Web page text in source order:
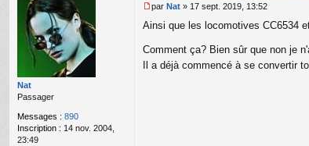
r
N
e
o
Nat
Passager
Messages : 890
Inscription : 14 nov. 2004,
23:49
e
s
a
par Nat » 17 sept. 2019, 13:52
Ainsi que les locomotives CC6534
Comment ça? Bien sûr que non je
Il a déjà commencé à se convertir